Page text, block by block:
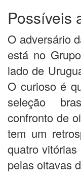
Possíveis
O adversário
está no
lado de
O curioso é
seleção
confronto de
tem um
quatro
pelas oitavas